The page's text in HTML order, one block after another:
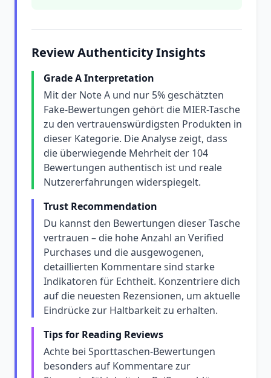
Review Authenticity Insights
Grade A Interpretation
Mit der Note A und nur 5% geschätzten
Fake-Bewertungen gehört die MIER-Tasche
zu den vertrauenswürdigsten Produkten in
dieser Kategorie. Die Analyse zeigt, dass
die überwiegende Mehrheit der 104
Bewertungen authentisch ist und reale
Nutzererfahrungen widerspiegelt.
Trust Recommendation
Du kannst den Bewertungen dieser Tasche
vertrauen – die hohe Anzahl an Verified
Purchases und die ausgewogenen,
detaillierten Kommentare sind starke
Indikatoren für Echtheit. Konzentriere dich
auf die neuesten Rezensionen, um aktuelle
Eindrücke zur Haltbarkeit zu erhalten.
Tips for Reading Reviews
Achte bei Sporttaschen-Bewertungen
besonders auf Kommentare zur